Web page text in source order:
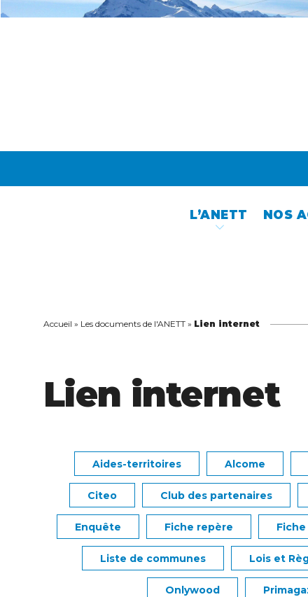
L’ANETT NOS
Accueil » Les documents de l'ANETT » Lien internet
Lien internet
Aides-territoires Alcome
Citeo Club des partenaires
Enquête Fiche repère
Liste de communes Lois et
Onlywood